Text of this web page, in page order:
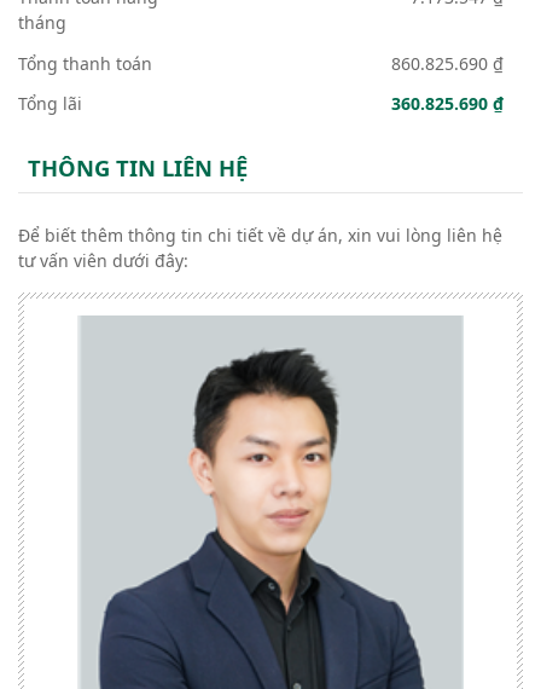
tháng
Tổng thanh toán
860.825.690 ₫
Tổng lãi
360.825.690 ₫
THÔNG TIN LIÊN HỆ
Để biết thêm thông tin chi tiết về dự án, xin vui lòng liên hệ
tư vấn viên dưới đây: